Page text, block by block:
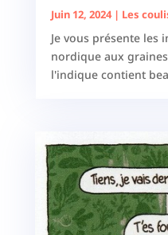
Juin 12, 2024| Les
Je vous présente les
nordique aux
l'indique contient